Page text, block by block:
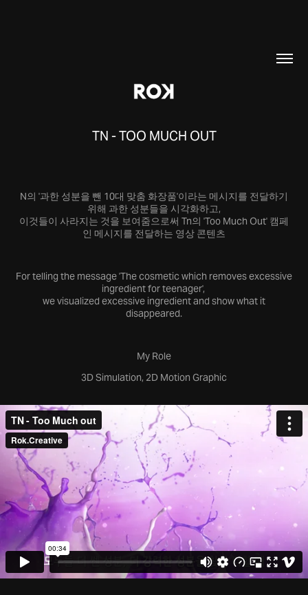
TN - TOO MUCH OUT
N의 '과한 성분을 뺀 10대 맞춤 화장품'이라는 메시지를 전달하기
위해 과한 성분들을 시각화하고,
이것들이 사라지는 것을 보여줌으로써 Tn의 'Too Much Out' 캠페
인 메시지를 전달하는 영상 콘텐츠
For telling the message 'The cosmetic which removes excessive
ingredient for teenager',
we visualized excessive ingredient and show what it
disappeared.
My Role
3D Simulation, 2D Motion Graphic